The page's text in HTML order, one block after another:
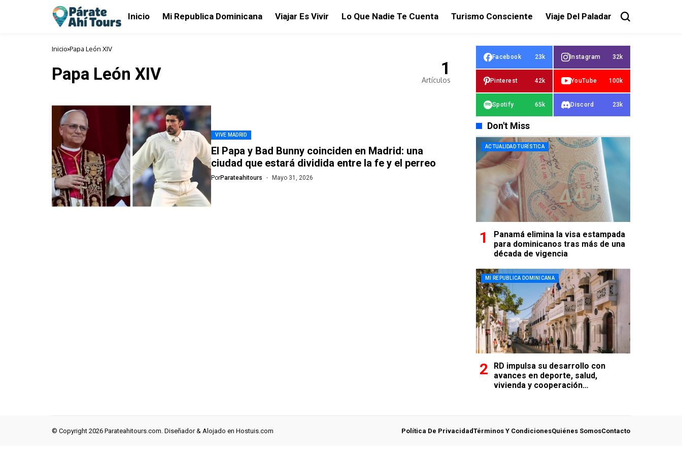
Inicio Mi Republica Dominicana Viajar Es Vivir Lo Que Nadie Te Cuenta Turismo Consciente Viaje Del Paladar
Inicio Papa León XIV
Papa León XIV 1
Artículos
VIVE MADRID
El Papa y Bad Bunny coinciden en Madrid: una
ciudad que estará dividida entre la fe y el perreo
PorParateahitours Mayo 31, 2026
Facebook 23k Instagram 32k
Pinterest 42k YouTube 100k
Spotify 65k Discord 23k
Don't Miss
ACTUALIDAD TURÍSTICA
Panamá elimina la visa estampada
para dominicanos tras más de una
década de vigencia
MI REPUBLICA DOMINICANA
RD impulsa su desarrollo con
avances en deporte, salud,
vivienda y cooperación
© Copyright 2026 Parateahitours.com. Diseñador & Alojado en Hostuis.com Política De PrivacidadTérminos Y CondicionesQuiénes SomosContacto